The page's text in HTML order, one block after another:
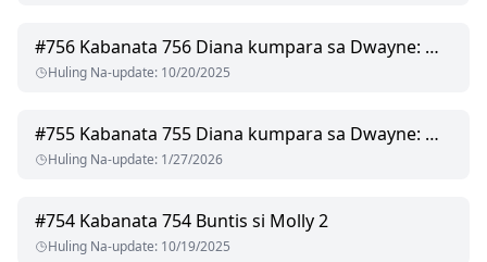
#756 Kabanata 756 Diana kumpara sa Dwayne: Mga Mata na Pumula ng Emosyon 2
Huling Na-update: 10/20/2025
#755 Kabanata 755 Diana kumpara sa Dwayne: Mga Mata na Pumula ng Emosyon 1
Huling Na-update: 1/27/2026
#754 Kabanata 754 Buntis si Molly 2
Huling Na-update: 10/19/2025